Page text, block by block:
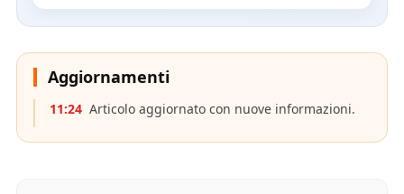
Aggiornamenti
11:24 Articolo aggiornato con nuove informazioni.